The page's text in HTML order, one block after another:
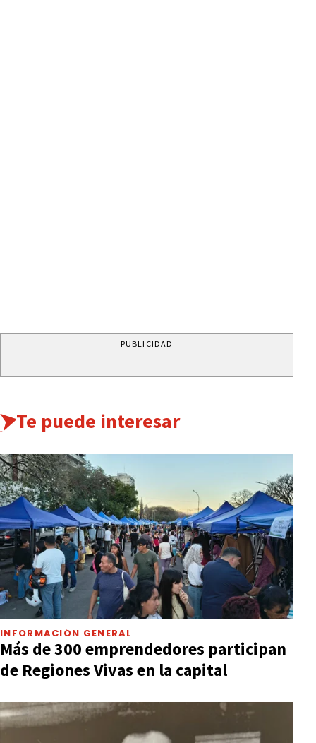
PUBLICIDAD
Te puede interesar
INFORMACIÓN GENERAL
Más de 300 emprendedores participan
de Regiones Vivas en la capital